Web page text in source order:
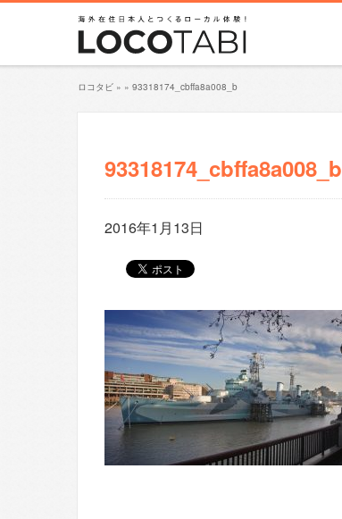
ロコタビ » » 93318174_cbffa8a008_b
93318174_cbffa8a008_b
2016年1月13日